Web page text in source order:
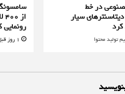
در خط
دیتاسنترهای سیار
کرد
تولید محتوا
رونمایی
1 روز قبل